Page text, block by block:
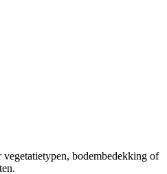
vegetatietypen, bodembedekking of